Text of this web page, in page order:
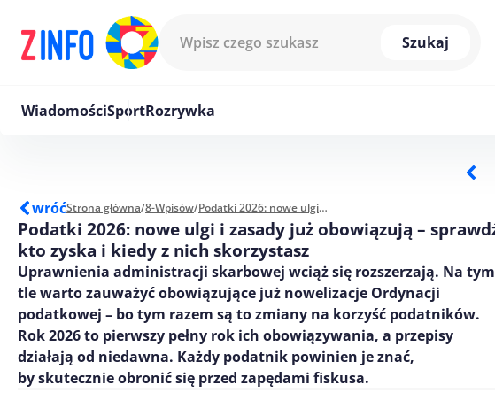
Szukaj
WiadomościSportRozrywka
wróćStrona główna/8-Wpisów/ Podatki 2026: nowe ulgi i zasady już obowiązują – sprawdź, kto zyska i kiedy z nich skorzystasz
Podatki 2026: nowe ulgi i zasady już obowiązują –
kto zyska i kiedy z nich skorzystasz
Uprawnienia administracji skarbowej wciąż się rozszerzają. Na tym
tle warto zauważyć obowiązujące już nowelizacje Ordynacji
podatkowej – bo tym razem są to zmiany na korzyść podatników.
Rok 2026 to pierwszy pełny rok ich obowiązywania, a przepisy
działają od niedawna. Każdy podatnik powinien je znać,
by skutecznie obronić się przed zapędami fiskusa.